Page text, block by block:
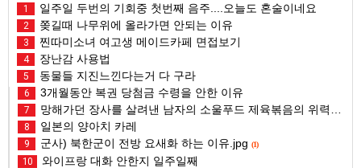
1 일주일 두번의 기회중 첫번째 음주....오늘도 혼술이네요
2 쫒길때 나무위에 올라가면 안되는 이유
3 찐따미소녀 여고생 메이드카페 면접보기
4 장난감 사용법
5 동물들 지진느낀다는거 다 구라
6 3개월동안 복권 당첨금 수령을 안한 이유
7 망해가던 장사를 살려낸 남자의 소울푸드 제육볶음의 위력 ㅋㅋ
8 일본의 양아치 카레
9 군사) 북한군이 전방 요새화 하는 이유.jpg (1)
10 와이프랑 대화 안한지 일주일째